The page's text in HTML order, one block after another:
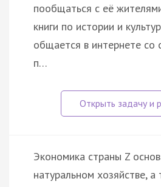
пообщаться с её
книги по истории и
общается в интернете со
п…
Экономика страны Z
натуральном хозяйстве, а